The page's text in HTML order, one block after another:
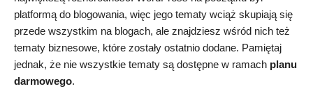
platformą do blogowania, więc jego tematy wciąż skupiają się
przede wszystkim na blogach, ale znajdziesz wśród nich też
tematy biznesowe, które zostały ostatnio dodane. Pamiętaj
jednak, że nie wszystkie tematy są dostępne w ramach planu
darmowego.